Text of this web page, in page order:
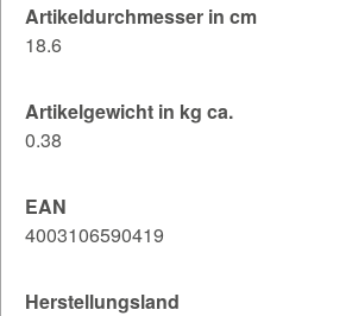
Artikeldurchmesser in cm
18.6
Artikelgewicht in kg ca.
0.38
EAN
4003106590419
Herstellungsland